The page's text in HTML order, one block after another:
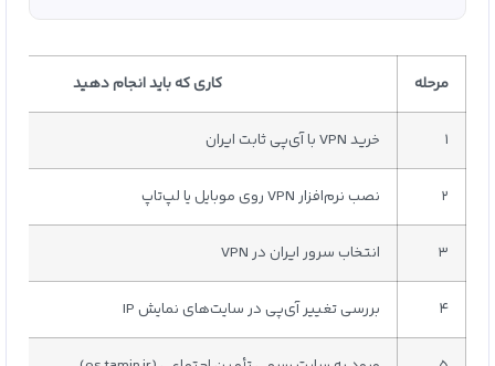
مرحله کاری که باید انجام دهید
۱ خرید VPN با آی‌پی ثابت ایران
۲ نصب نرم‌افزار VPN روی موبایل یا لپ‌تاپ
۳ انتخاب سرور ایران در VPN
۴ بررسی تغییر آی‌پی در سایت‌های نمایش IP